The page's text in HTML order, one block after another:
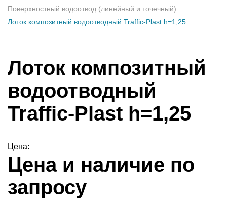
Поверхностный водоотвод (линейный и точечный)
Лоток композитный водоотводный Traffic-Plast h=1,25
Лоток композитный
водоотводный
Traffic-Plast h=1,25
Цена:
Цена и наличие по
запросу